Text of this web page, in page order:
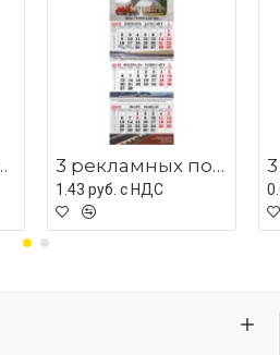
с люверсом 3 рекламных поля с мет планками
1.43 руб. c НДС